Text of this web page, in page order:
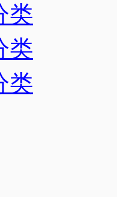
类
类
类